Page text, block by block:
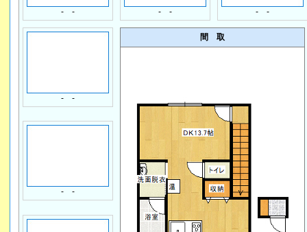
- - - - - -
- -
間 取
- -